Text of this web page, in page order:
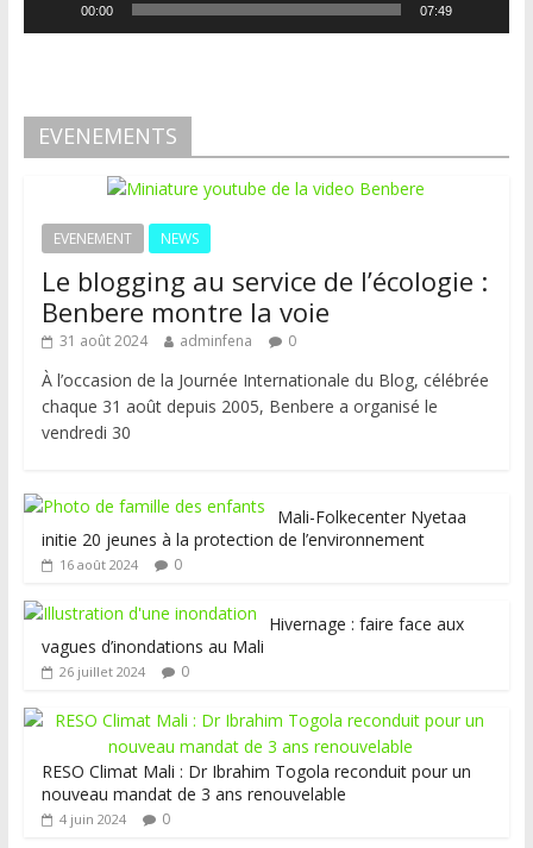
00:00 07:49
EVENEMENTS
EVENEMENT NEWS
Le blogging au service de l’écologie :
Benbere montre la voie
31 août 2024 adminfena 0
À l’occasion de la Journée Internationale du Blog, célébrée
chaque 31 août depuis 2005, Benbere a organisé le
vendredi 30
Mali-Folkecenter Nyetaa
initie 20 jeunes à la protection de l’environnement
16 août 2024 0
Hivernage : faire face aux
vagues d’inondations au Mali
26 juillet 2024 0
RESO Climat Mali : Dr Ibrahim Togola reconduit pour un
nouveau mandat de 3 ans renouvelable
4 juin 2024 0